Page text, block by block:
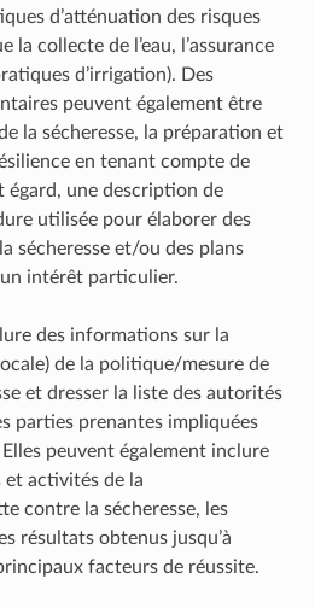
d’atténuation des risques
la collecte de l’eau, l’assurance
d’irrigation). Des
peuvent également être
la sécheresse, la préparation et
en tenant compte de
égard, une description de
utilisée pour élaborer des
sécheresse et/ou des plans
intérêt particulier.
des informations sur la
de la politique/mesure de
et dresser la liste des autorités
parties prenantes impliquées
peuvent également inclure
et activités de la
contre la sécheresse, les
résultats obtenus jusqu’à
facteurs de réussite.